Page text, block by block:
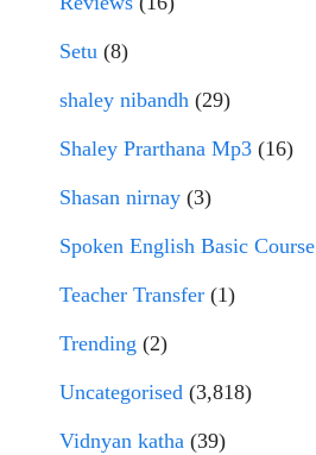
Setu (8)
shaley nibandh (29)
Shaley Prarthana Mp3 (16)
Shasan nirnay (3)
Spoken English Basic Course
Teacher Transfer (1)
Trending (2)
Uncategorised (3,818)
Vidnyan katha (39)